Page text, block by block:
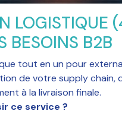
LOGISTIQUE
BESOINS B2B
tout en un pour
de votre supply chain,
à la livraison finale.
ce service ?